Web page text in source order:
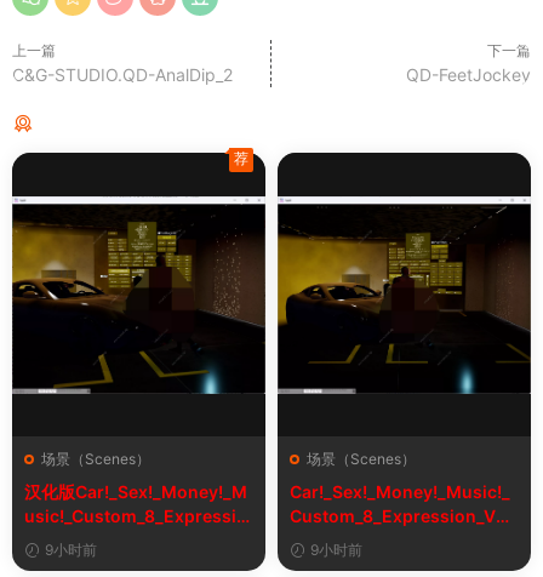
上一篇
C&G-STUDIO.QD-AnalDip_2
下一篇
QD-FeetJockey
场景（Scenes）
汉化版Car!_Sex!_Money!_M
usic!_Custom_8_Expressio
n_V2_1&车！性！钱！音乐！
自定义表情
9小时前
荐
场景（Scenes）
Car!_Sex!_Money!_Music!_
Custom_8_Expression_V2_
1
9小时前